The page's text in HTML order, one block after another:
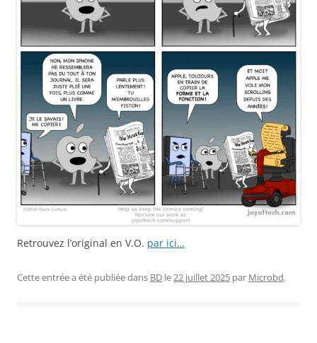
Retrouvez l’original en V.O. par ici…
Cette entrée a été publiée dans BD le22 juillet 2025 par Microbd.